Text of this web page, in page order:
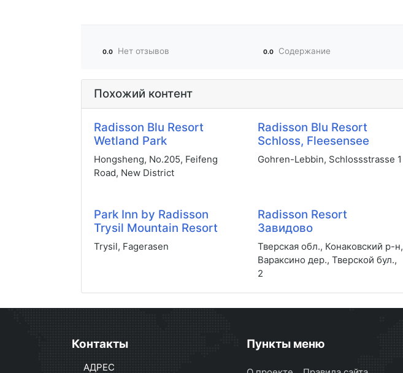
0.0 Нет отзывов 0.0 Содержание
Похожий контент
Radisson Blu Resort
Wetland Park
Hongsheng, No.205, Feifeng
Road, New District
Radisson Blu Resort
Schloss, Fleesensee
Gohren-Lebbin, Schlossstrasse 1
Park Inn by Radisson
Trysil Mountain Resort
Trysil, Fagerasen
Radisson Resort
Завидово
Тверская обл., Конаковский р-н,
Вараксино дер., Тверской бул.,
2
Контакты
АДРЕС
Пункты меню